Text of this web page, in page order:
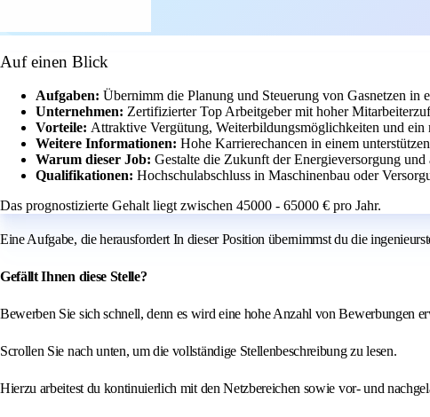
Auf einen Blick
Aufgaben: Übernimm die Planung und Steuerung von Gasnetzen in
Unternehmen: Zertifizierter Top Arbeitgeber mit hoher
Vorteile: Attraktive Vergütung, Weiterbildungsmöglichkeiten und ein
Weitere Informationen: Hohe Karrierechancen in einem
Warum dieser Job: Gestalte die Zukunft der Energieversorgung und
Qualifikationen: Hochschulabschluss in Maschinenbau oder
Das prognostizierte Gehalt liegt zwischen 45000 - 65000 € pro Jahr.
Eine Aufgabe, die herausfordert In dieser Position übernimmst du die
Gefällt Ihnen diese Stelle?
Bewerben Sie sich schnell, denn es wird eine hohe Anzahl von Bewerbungen
Scrollen Sie nach unten, um die vollständige Stellenbeschreibung zu lesen.
Hierzu arbeitest du kontinuierlich mit den Netzbereichen sowie vor- und